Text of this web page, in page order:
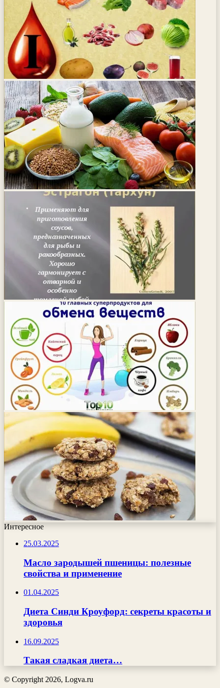
Интересное
25.03.2025
Масло зародышей пшеницы: полезные
свойства и применение
01.04.2025
Диета Синди Кроуфорд: секреты красоты и
здоровья
16.09.2025
Такая сладкая диета…
© Copyright 2026, Logva.ru